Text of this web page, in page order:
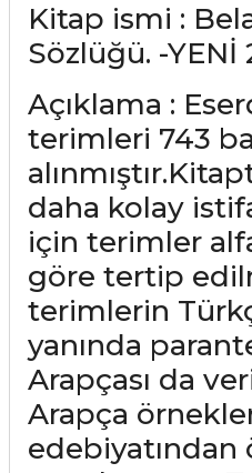
Kitap ismi :
Sözlüğü. -YENİ
Açıklama :
terimleri 743
daha kolay
için terimler
göre tertip
terimlerin
yanında
Arapçası da
Arapça
edebiyatından